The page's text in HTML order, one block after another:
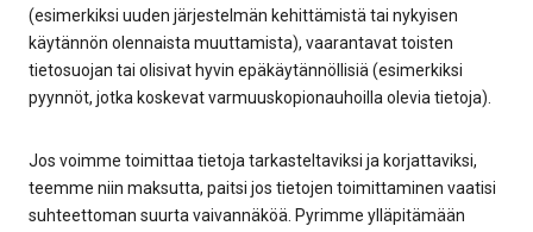
(esimerkiksi uuden järjestelmän kehittämistä tai nykyisen
käytännön olennaista muuttamista), vaarantavat toisten
tietosuojan tai olisivat hyvin epäkäytännöllisiä (esimerkiksi
pyynnöt, jotka koskevat varmuuskopionauhoilla olevia tietoja).
Jos voimme toimittaa tietoja tarkasteltaviksi ja korjattaviksi,
teemme niin maksutta, paitsi jos tietojen toimittaminen vaatisi
suhteettoman suurta vaivannäköä. Pyrimme ylläpitämään